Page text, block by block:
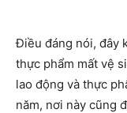
Điều đáng nói, đây
thực phẩm mất vệ
lao động và thực
năm, nơi này cũng